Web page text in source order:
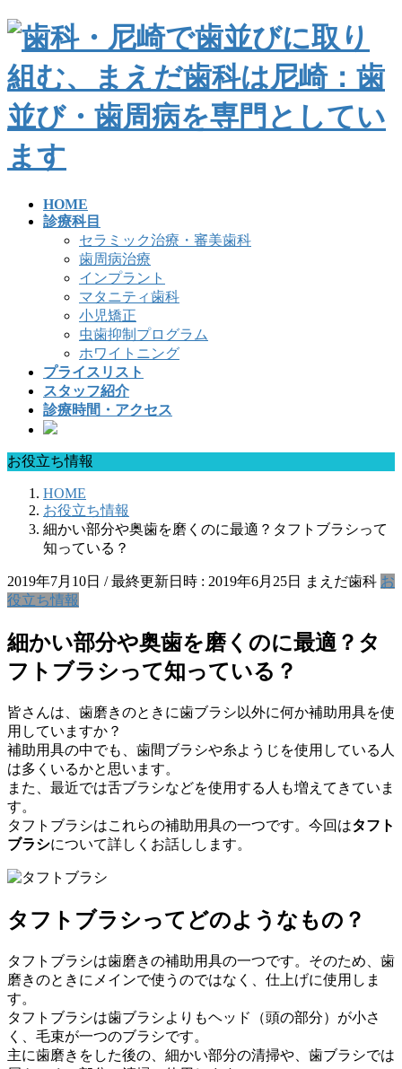
HOME
診療科目
セラミック治療・審美歯科
歯周病治療
インプラント
マタニティ歯科
小児矯正
虫歯抑制プログラム
ホワイトニング
プライスリスト
スタッフ紹介
診療時間・アクセス
お役立ち情報
HOME
お役立ち情報
細かい部分や奥歯を磨くのに最適？タフトブラシって
知っている？
2019年7月10日 / 最終更新日時 : 2019年6月25日 まえだ歯科 お
役立ち情報
細かい部分や奥歯を磨くのに最適？タ
フトブラシって知っている？
皆さんは、歯磨きのときに歯ブラシ以外に何か補助用具を使
用していますか？
補助用具の中でも、歯間ブラシや糸ようじを使用している人
は多くいるかと思います。
また、最近では舌ブラシなどを使用する人も増えてきていま
す。
タフトブラシはこれらの補助用具の一つです。今回はタフト
ブラシについて詳しくお話しします。
タフトブラシってどのようなもの？
タフトブラシは歯磨きの補助用具の一つです。そのため、歯
磨きのときにメインで使うのではなく、仕上げに使用しま
す。
タフトブラシは歯ブラシよりもヘッド（頭の部分）が小さ
く、毛束が一つのブラシです。
主に歯磨きをした後の、細かい部分の清掃や、歯ブラシでは